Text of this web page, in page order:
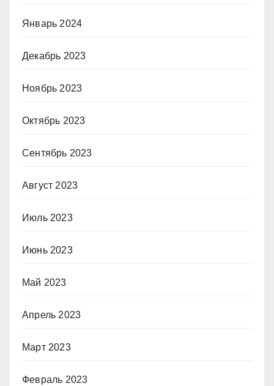
Январь 2024
Декабрь 2023
Ноябрь 2023
Октябрь 2023
Сентябрь 2023
Август 2023
Июль 2023
Июнь 2023
Май 2023
Апрель 2023
Март 2023
Февраль 2023